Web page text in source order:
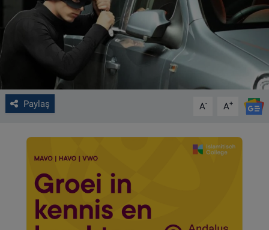
Paylaş A- A+
VIDEO GALERİ
ALGEMENE VOORWAARDEN
Çerez Politikası